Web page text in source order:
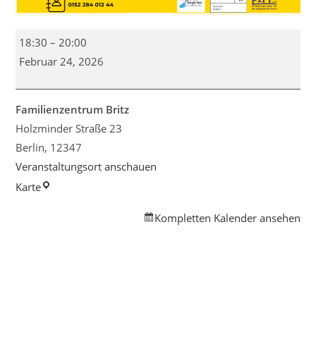
Väter*-
S(ch)nack
18:30 – 20:00
Februar 24, 2026
Familienzentrum Britz
Holzminder Straße 23
Berlin, 12347
Veranstaltungsort anschauen
KarteFamilienzentrum
Kompletten Kalender ansehen